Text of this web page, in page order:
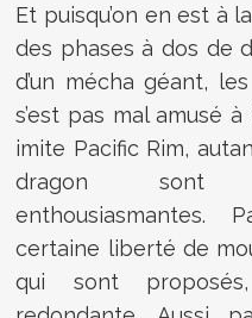
Et puisqu’on en est à
des phases à dos de
d’un mécha géant,
s’est pas mal amusé
imite Pacific Rim,
dragon sont
certaine liberté de
qui sont